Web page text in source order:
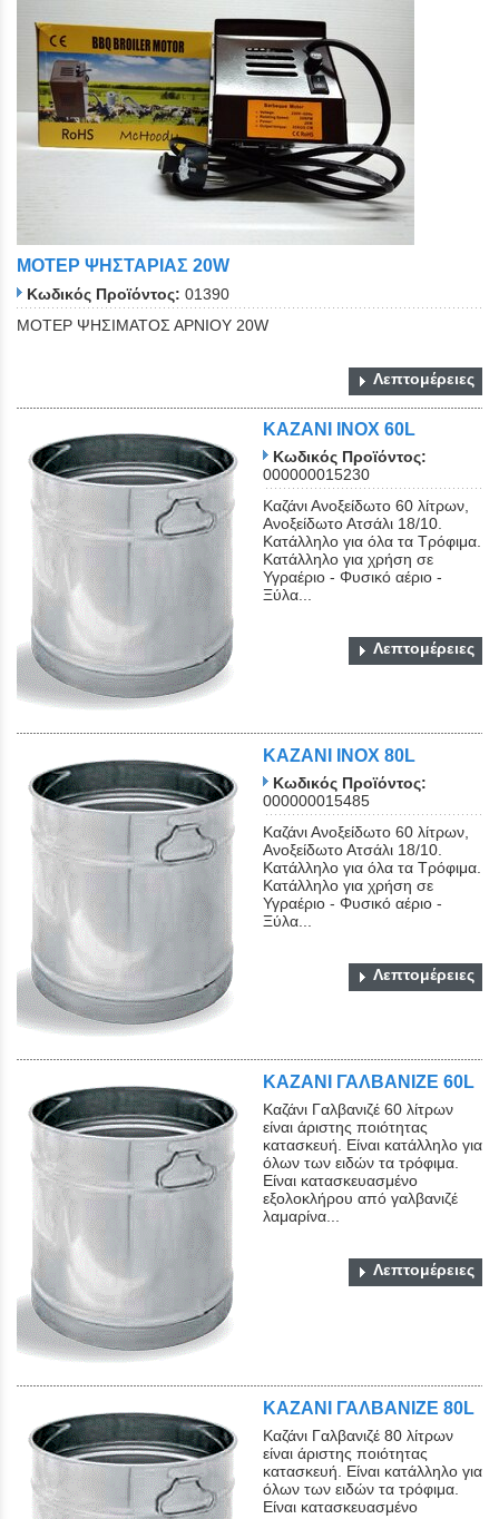
ΜΟΤΕΡ ΨΗΣΤΑΡΙΑΣ 20W
Κωδικός Προϊόντος: 01390
ΜΟΤΕΡ ΨΗΣΙΜΑΤΟΣ ΑΡΝΙΟΥ 20W
Λεπτομέρειες
ΚΑΖΑΝΙ ΙΝΟΧ 60L
Κωδικός Προϊόντος:
000000015230
Καζάνι Ανοξείδωτο 60 λίτρων,
Ανοξείδωτο Ατσάλι 18/10.
Κατάλληλο για όλα τα Τρόφιμα.
Κατάλληλο για χρήση σε
Υγραέριο - Φυσικό αέριο -
Ξύλα...
Λεπτομέρειες
KAZANI INOX 80L
Κωδικός Προϊόντος:
000000015485
Καζάνι Ανοξείδωτο 60 λίτρων,
Ανοξείδωτο Ατσάλι 18/10.
Κατάλληλο για όλα τα Τρόφιμα.
Κατάλληλο για χρήση σε
Υγραέριο - Φυσικό αέριο -
Ξύλα...
Λεπτομέρειες
ΚΑΖΑΝΙ ΓΑΛΒΑΝΙΖΕ 60L
Καζάνι Γαλβανιζέ 60 λίτρων
είναι άριστης ποιότητας
κατασκευή. Είναι κατάλληλο για
όλων των ειδών τα τρόφιμα.
Είναι κατασκευασμένο
εξολοκλήρου από γαλβανιζέ
λαμαρίνα...
Λεπτομέρειες
ΚΑΖΑΝΙ ΓΑΛΒΑΝΙΖΕ 80L
Καζάνι Γαλβανιζέ 80 λίτρων
είναι άριστης ποιότητας
κατασκευή. Είναι κατάλληλο για
όλων των ειδών τα τρόφιμα.
Είναι κατασκευασμένο